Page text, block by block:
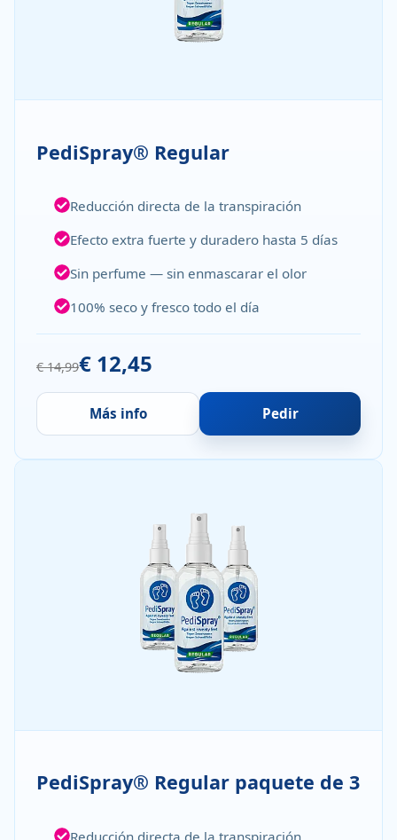
PediSpray® Regular
Reducción directa de la transpiración
Efecto extra fuerte y duradero hasta 5 días
Sin perfume — sin enmascarar el olor
100% seco y fresco todo el día
€ 14,99€ 12,45
Más info Pedir
PediSpray® Regular paquete de 3
Reducción directa de la transpiración